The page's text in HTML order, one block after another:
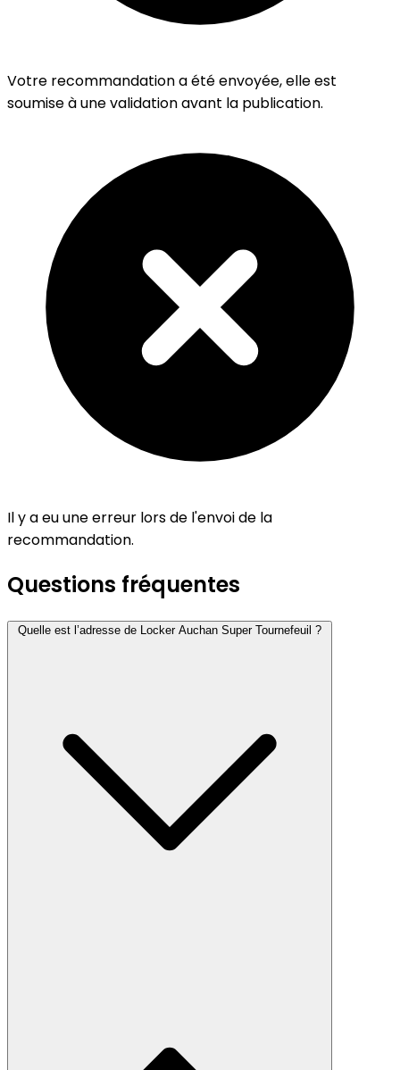
Votre recommandation a été envoyée, elle est
soumise à une validation avant la publication.
Il y a eu une erreur lors de l'envoi de la
recommandation.
Questions fréquentes
Quelle est l’adresse de Locker Auchan Super Tournefeuil ?